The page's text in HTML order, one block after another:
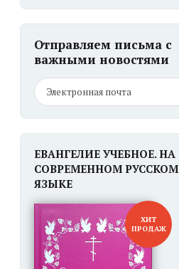
Отправляем письма с
важными новостями
ЕВАНГЕЛИЕ УЧЕБНОЕ. НА
СОВРЕМЕННОМ РУССКОМ
ЯЗЫКЕ
ХИТ
ПРОДАЖ